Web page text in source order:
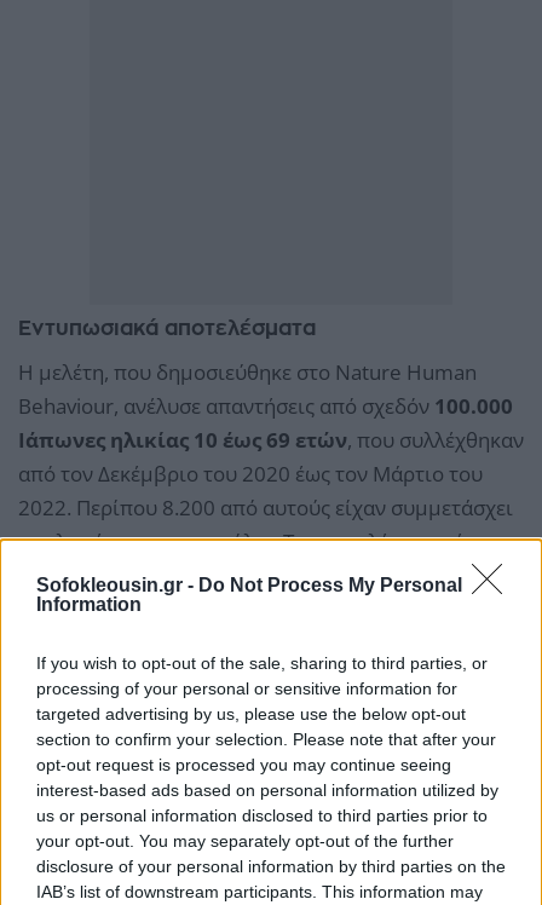
Sofokleousin.gr - Do Not Process My Personal
Information
If you wish to opt-out of the sale, sharing to third parties, or
processing of your personal or sensitive information for
targeted advertising by us, please use the below opt-out
section to confirm your selection. Please note that after your
opt-out request is processed you may continue seeing
interest-based ads based on personal information utilized by
us or personal information disclosed to third parties prior to
your opt-out. You may separately opt-out of the further
disclosure of your personal information by third parties on the
IAB’s list of downstream participants. This information may
Εντυπωσιακά αποτελέσματα
Η μελέτη, που δημοσιεύθηκε στο Nature Human
Behaviour, ανέλυσε απαντήσεις από σχεδόν 100.000
Ιάπωνες ηλικίας 10 έως 69 ετών, που συλλέχθηκαν
από τον Δεκέμβριο του 2020 έως τον Μάρτιο του
2022. Περίπου 8.200 από αυτούς είχαν συμμετάσχει
σε κληρώσεις για κονσόλες. Τα αποτελέσματα ήταν
εντυπωσιακά: οι νικητές των κληρώσεων που
απέκτησαν νέες κονσόλες παρουσίασαν
τους μη νικητές.